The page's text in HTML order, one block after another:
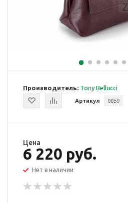
Производитель: Tony Bellucci
Артикул 0059
Цена
6 220 руб.
Нет в наличии